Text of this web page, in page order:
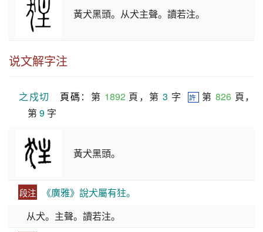
黃犬黑頭。从犬主聲。讀若注。
说文解字注
之戍切 頁碼 ：第 1892 頁，第 3 字 許 第 826 頁，
第 9 字
黃犬黑頭。
段注
《廣雅》說犬屬有㹥。
从犬。主聲。讀若注。